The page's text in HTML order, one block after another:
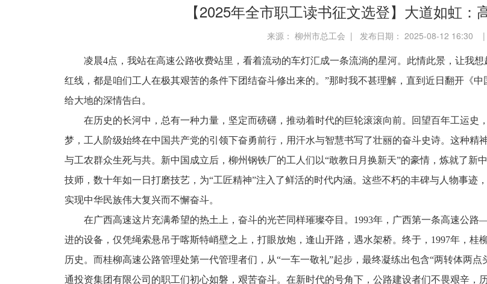
【2025年全市职工读书征文选登】大道如虹
来源： 柳州市总工会 | 发布日期： 2025-08-12 16:30 |
凌晨4点，我站在高速公路收费站里，看着流动的车灯汇成一条流淌的星河。此情此景，让我
红线，都是咱们工人在极其艰苦的条件下团结奋斗修出来的。”那时我不甚理解，直到近日翻开《
给大地的深情告白。
在历史的长河中，总有一种力量，坚定而磅礴，推动着时代的巨轮滚滚向前。回望百年工运
梦，工人阶级始终在中国共产党的引领下奋勇前行，用汗水与智慧书写了壮丽的奋斗史诗。这种精
与工农群众生死与共。新中国成立后，柳州钢铁厂的工人们以“敢教日月换新天”的豪情，炼就了新
技师，数十年如一日打磨技艺，为“工匠精神”注入了鲜活的时代内涵。这些不朽的丰碑与人物事迹
实现中华民族伟大复兴而不懈奋斗。
在广西高速这片充满希望的热土上，奋斗的光芒同样璀璨夺目。1993年，广西第一条高速公
进的设备，仅凭绳索悬吊于喀斯特峭壁之上，打眼放炮，逢山开路，遇水架桥。终于，1997年，
历史。而桂柳高速公路管理处第一代管理者们，从“一车一敬礼”起步，最终凝练出包含“两转体两
通投资集团有限公司的职工们初心如磐，艰苦奋斗。在新时代的号角下，公路建设者们不畏艰辛，